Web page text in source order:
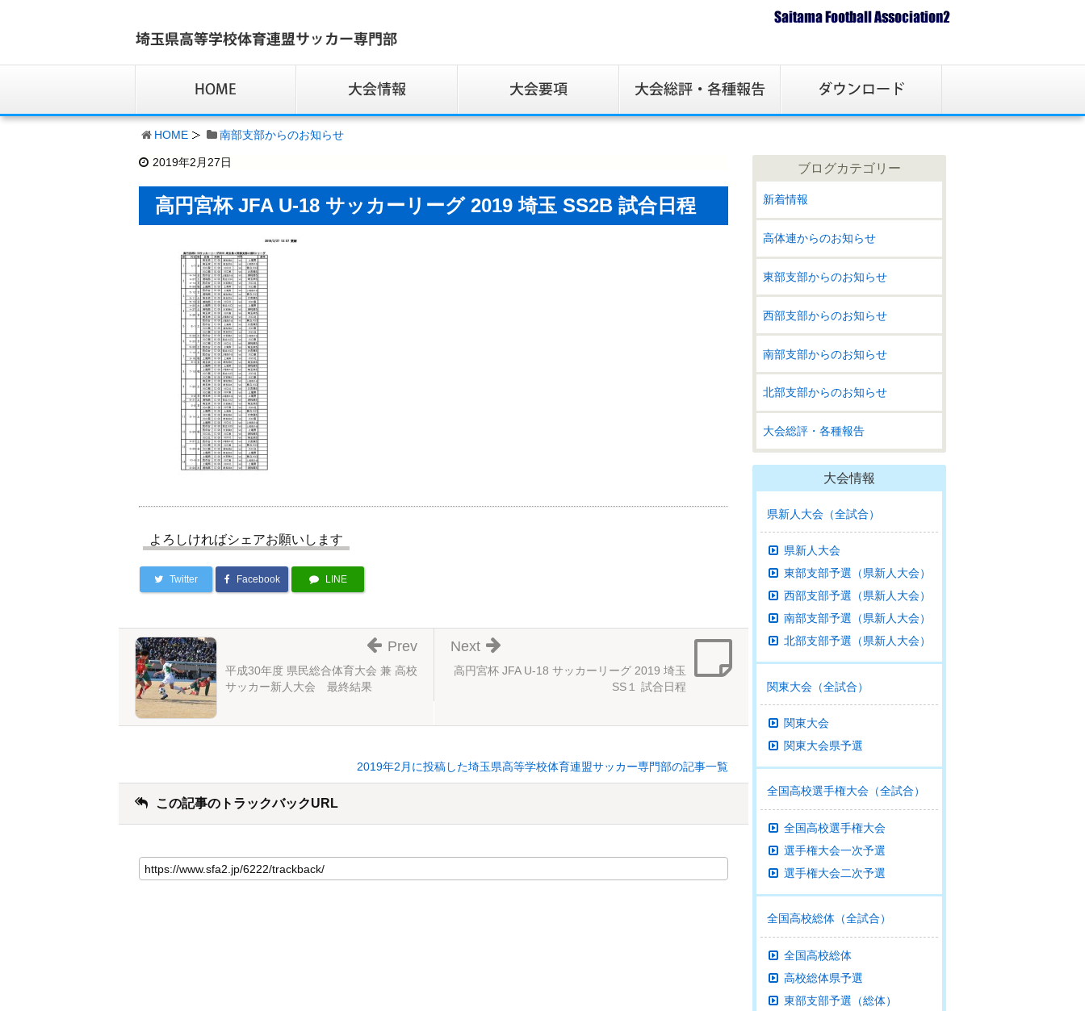
HOME 南部支部からのお知らせ
2019年2月27日
高円宮杯 JFA U-18 サッカーリーグ 2019 埼玉 SS2B 試合日程
よろしければシェアお願いします
Twitter Facebook LINE
高円宮杯 JFA U-18 サッカーリーグ 2019 埼玉
SS１ 試合日程
Next
平成30年度 県民総合体育大会 兼 高校
サッカー新人大会 最終結果
Prev
2019年2月に投稿した埼玉県高等学校体育連盟サッカー専門部の記事一覧
この記事のトラックバックURL
ブログカテゴリー
新着情報
高体連からのお知らせ
東部支部からのお知らせ
西部支部からのお知らせ
南部支部からのお知らせ
北部支部からのお知らせ
大会総評・各種報告
大会情報
県新人大会（全試合）
県新人大会
東部支部予選（県新人大会）
西部支部予選（県新人大会）
南部支部予選（県新人大会）
北部支部予選（県新人大会）
関東大会（全試合）
関東大会
関東大会県予選
全国高校選手権大会（全試合）
全国高校選手権大会
選手権大会一次予選
選手権大会二次予選
全国高校総体（全試合）
全国高校総体
高校総体県予選
東部支部予選（総体）